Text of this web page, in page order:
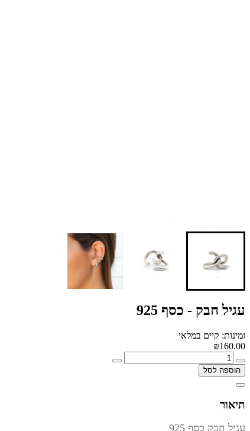
עגיל חבק - כסף 925
זמינות: קיים במלאי
₪160.00
הוספה לסל
תיאור
עגיל חבק כסף 925